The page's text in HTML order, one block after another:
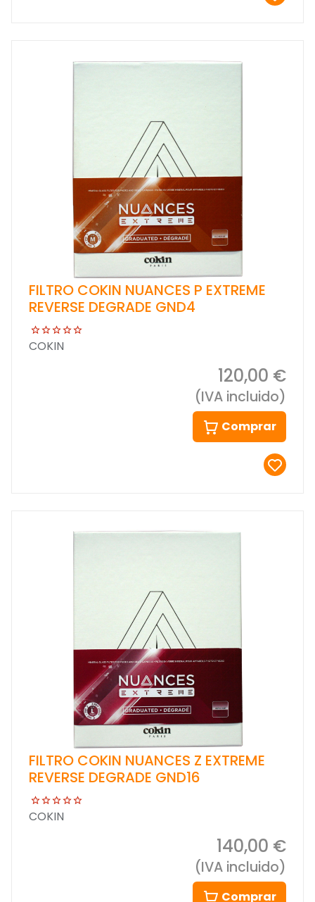
FILTRO COKIN NUANCES P EXTREME
REVERSE DEGRADE GND4
COKIN
120,00 €
(IVA incluido)
Comprar
FILTRO COKIN NUANCES Z EXTREME
REVERSE DEGRADE GND16
COKIN
140,00 €
(IVA incluido)
Comprar